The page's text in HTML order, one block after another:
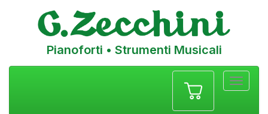
Pianoforti • Strumenti Musicali